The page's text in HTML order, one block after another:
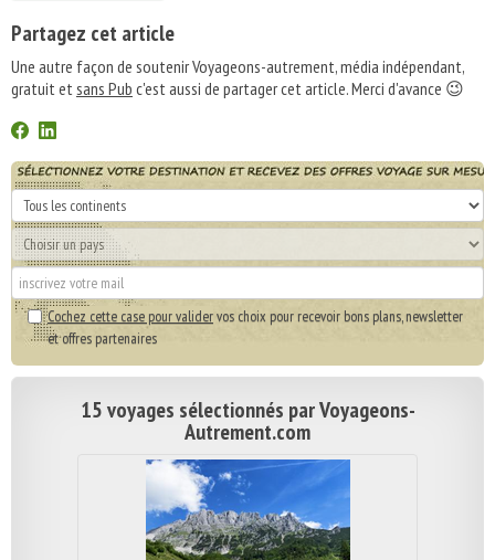
Partagez cet article
Une autre façon de soutenir Voyageons-autrement, média indépendant,
gratuit etsans Pub c'est aussi de partager cet article. Merci d'avance 😉
Cochez cette case pour validervos choix pour recevoir bons plans, newsletter
et offres partenaires
15 voyages sélectionnés par Voyageons-
Autrement.com